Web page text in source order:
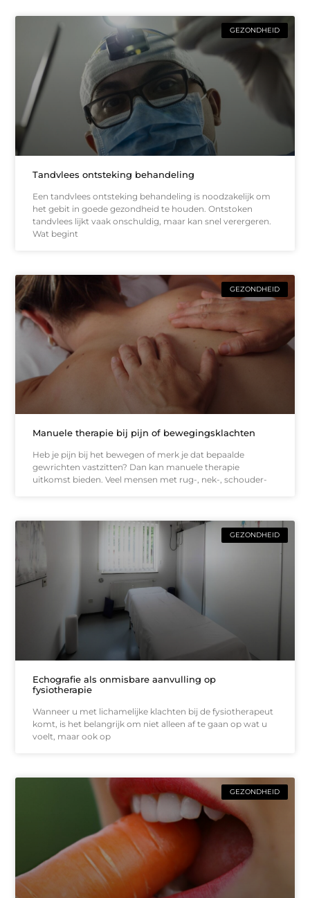
GEZONDHEID
Tandvlees ontsteking behandeling
Een tandvlees ontsteking behandeling is noodzakelijk om
het gebit in goede gezondheid te houden. Ontstoken
tandvlees lijkt vaak onschuldig, maar kan snel verergeren.
Wat begint
GEZONDHEID
Manuele therapie bij pijn of bewegingsklachten
Heb je pijn bij het bewegen of merk je dat bepaalde
gewrichten vastzitten? Dan kan manuele therapie
uitkomst bieden. Veel mensen met rug-, nek-, schouder-
GEZONDHEID
Echografie als onmisbare aanvulling op
fysiotherapie
Wanneer u met lichamelijke klachten bij de fysiotherapeut
komt, is het belangrijk om niet alleen af te gaan op wat u
voelt, maar ook op
GEZONDHEID